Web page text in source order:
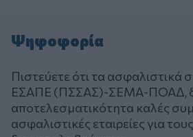
Ψηφοφορία
Πιστεύετε ότι τα
ΕΣΑΠΕ (ΠΣΣΑΣ)-ΣΕΜΑ-ΠΟΑΔ,
αποτελεσματικότητα καλές
ασφαλιστικές εταιρείες για τους